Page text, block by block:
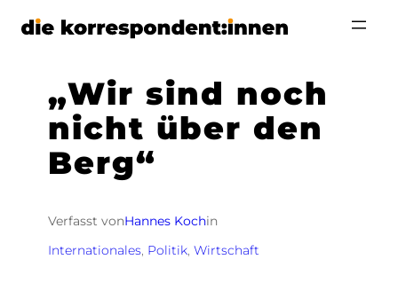
Zum
„Wir sind noch
nicht über den
Berg“
Verfasst vonHannes Kochin
Internationales, Politik, Wirtschaft